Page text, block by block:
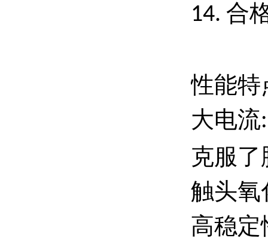
14. 合
性能特
大电流:
克服
触头氧
高稳定